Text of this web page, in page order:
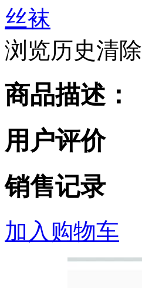
丝袜
浏览历史清除
商品描述：
用户评价
销售记录
加入购物车